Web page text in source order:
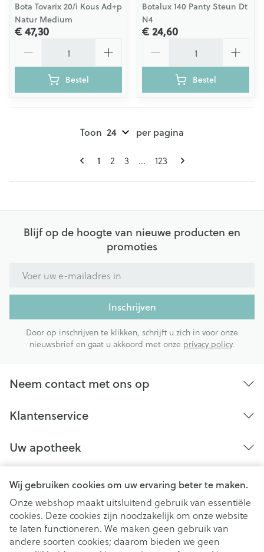
Wij gebruiken cookies om uw ervaring beter te maken.
Onze webshop maakt uitsluitend gebruik van essentiële
cookies. Deze cookies zijn noodzakelijk om onze website
te laten functioneren. We maken geen gebruik van
andere soorten cookies; daarom bieden we geen
Bota Tovarix 20/i Kous Ad+p
Natur Medium
€ 47,30
Bestel
Botalux 140 Panty Steun Dt
N4
€ 24,60
Bestel
Pagina's
U lees momenteel pagina
1 Pagina
2 Pagina
3 ... Pagina
123
Toon per pagina
Blijf op de hoogte van nieuwe producten en
promoties
Inschrijven
Door op inschrijven te klikken, schrijft u zich in voor onze
nieuwsbrief en gaat u akkoord met onze privacy policy.
Neem contact met ons op
Klantenservice
Uw apotheek